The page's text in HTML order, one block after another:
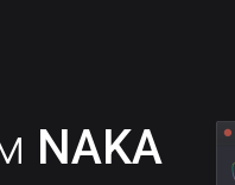
NAKA